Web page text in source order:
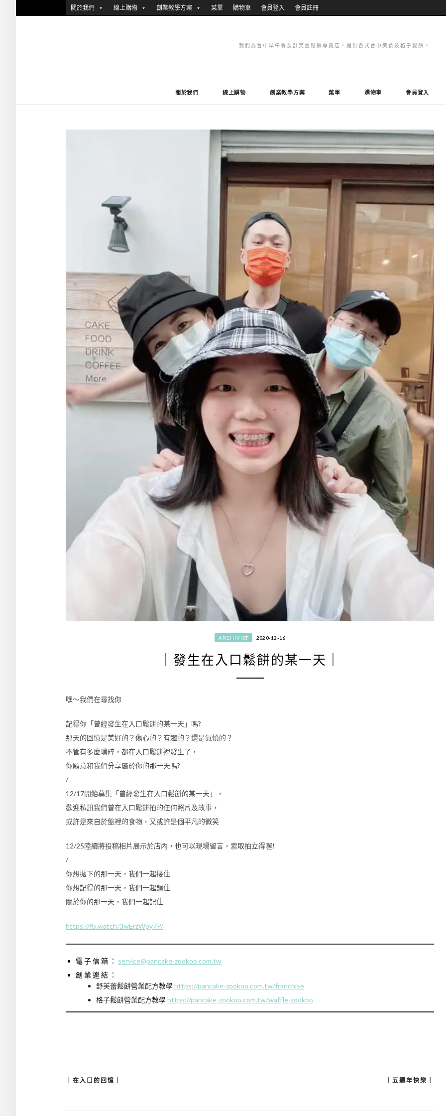
至
關於我們 線上購物 創業教學方案 菜單 購物車 會員登入 會員註冊
我們為台中早午餐及舒芙蕾鬆餅專賣店。提供各式台中美食及格子鬆餅。
關於我們 線上購物 創業教學方案 菜單 購物車 會員登入
ARCHIVIST 2020-12-16
｜發生在入口鬆餅的某一天｜
嘿～我們在尋找你
記得你「曾經發生在入口鬆餅的某一天」嗎?
那天的回憶是美好的？傷心的？有趣的？還是氣憤的？
不管有多麼瑣碎，都在入口鬆餅裡發生了，
你願意和我們分享屬於你的那一天嗎?
/
12/17開始募集「曾經發生在入口鬆餅的某一天」，
歡迎私訊我們曾在入口鬆餅拍的任何照片及故事，
或許是來自於盤裡的食物，又或許是個平凡的微笑
12/25陸續將投稿相片展示於店內，也可以現場留言，索取拍立得喔!
/
你想拋下的那一天，我們一起接住
你想記得的那一天，我們一起鎖住
關於你的那一天，我們一起記住
https://fb.watch/3wErzWpy7P/
電 子 信 箱 ： service@pancake-zookoo.com.tw
創 業 連 結 ：
舒芙蕾鬆餅營業配方教學https://pancake-zookoo.com.tw/franchise
格子鬆餅營業配方教學https://pancake-zookoo.com.tw/waffle-zookoo
文
｜五週年快樂｜
｜在入口的回憶｜